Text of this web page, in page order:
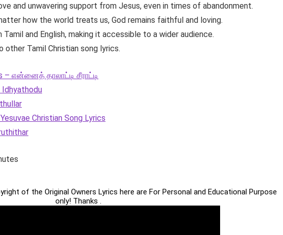
and unwavering support from Jesus, even in times of abandonment.
how the world treats us, God remains faithful and loving.
and English, making it accessible to a wider audience.
Tamil Christian song lyrics.
– என்னைத் தாலாட்டி சீராட்டி
Christian Song Lyrics
of the Original Owners Lyrics here are For Personal and Educational Purpose
only! Thanks .